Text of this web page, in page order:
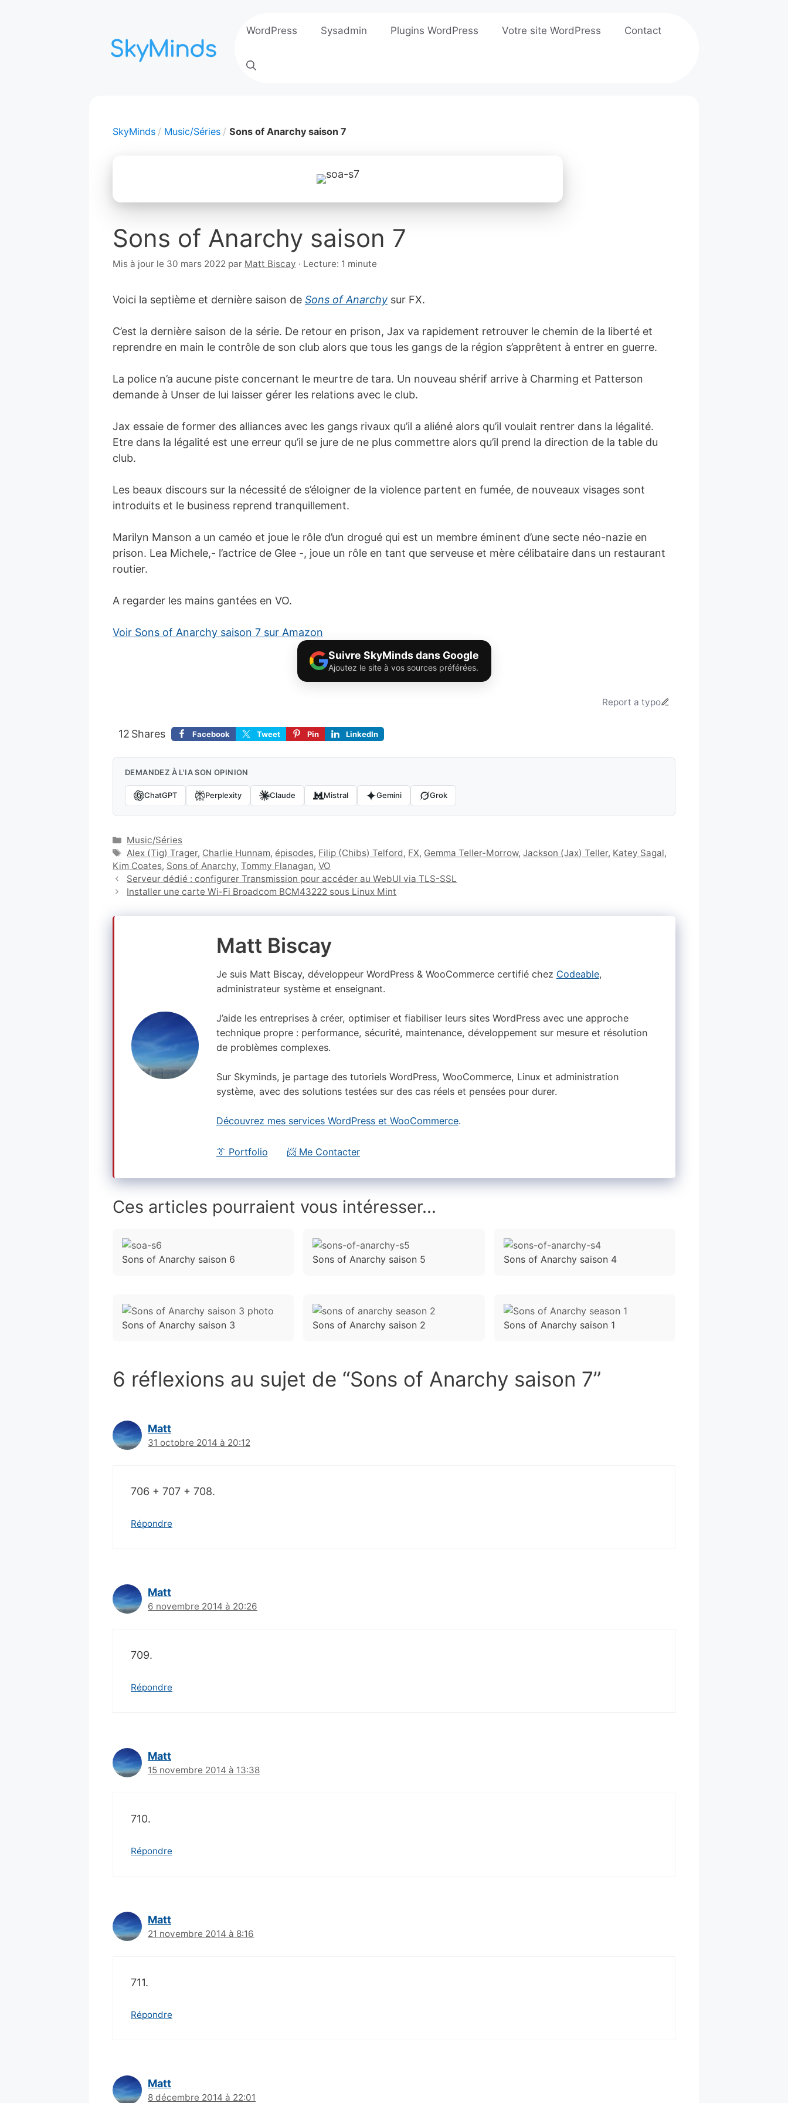
WordPress Sysadmin Plugins WordPress Votre site WordPress Contact
SkyMinds Music/Séries Sons of Anarchy saison 7
Sons of Anarchy saison 7
Mis à jour le 30 mars 2022 14
par Matt Biscay · Lecture: 1 minute
Voici la septième et dernière saison de Sons of Anarchy sur FX.
C’est la dernière saison de la série. De retour en prison, Jax va rapidement retrouver le chemin de la liberté et
reprendre en main le contrôle de son club alors que tous les gangs de la région s’apprêtent à entrer en guerre.
La police n’a aucune piste concernant le meurtre de tara. Un nouveau shérif arrive à Charming et Patterson
demande à Unser de lui laisser gérer les relations avec le club.
Jax essaie de former des alliances avec les gangs rivaux qu’il a aliéné alors qu’il voulait rentrer dans la légalité.
Etre dans la légalité est une erreur qu’il se jure de ne plus commettre alors qu’il prend la direction de la table du
club.
Les beaux discours sur la nécessité de s’éloigner de la violence partent en fumée, de nouveaux visages sont
introduits et le business reprend tranquillement.
Marilyn Manson a un caméo et joue le rôle d’un drogué qui est un membre éminent d’une secte néo-nazie en
prison. Lea Michele,- l’actrice de Glee -, joue un rôle en tant que serveuse et mère célibataire dans un restaurant
routier.
A regarder les mains gantées en VO.
Voir Sons of Anarchy saison 7 sur Amazon
Suivre SkyMinds dans Google
Ajoutez le site à vos sources préférées.
Report a typo
Shares
12 Facebook Tweet Pin LinkedIn
DEMANDEZ À L'IA SON OPINION
ChatGPT Perplexity Claude Mistral Gemini Grok
Catégories
Music/Séries
Étiquettes
Alex (Tig) Trager, Charlie Hunnam,épisodes, Filip (Chibs) Telford, FX, Gemma Teller-Morrow,Jackson (Jax) Teller, Katey Sagal,
Kim Coates, Sons of Anarchy, Tommy Flanagan, VO
Serveur dédié : configurer Transmission pour accéder au WebUI via TLS-SSL
Installer une carte Wi-Fi Broadcom BCM43222 sous Linux Mint
Matt Biscay
Je suis Matt Biscay, développeur WordPress & WooCommerce certifié chez Codeable,
administrateur système et enseignant.
J’aide les entreprises à créer, optimiser et fiabiliser leurs sites WordPress avec une approche
technique propre : performance, sécurité, maintenance, développement sur mesure et résolution
de problèmes complexes.
Sur Skyminds, je partage des tutoriels WordPress, WooCommerce, Linux et administration
système, avec des solutions testées sur des cas réels et pensées pour durer.
Découvrez mes services WordPress et WooCommerce.
👔 Portfolio 📨 Me Contacter
Ces articles pourraient vous intéresser...
Sons of Anarchy saison 6 Sons of Anarchy saison 5 Sons of Anarchy saison 4
Sons of Anarchy saison 3 Sons of Anarchy saison 2 Sons of Anarchy saison 1
6 réflexions au sujet de “Sons of Anarchy saison 7”
Matt
31 octobre 2014 à 20:12
706 + 707 + 708.
Répondre
Matt
6 novembre 2014 à 20:26
709.
Répondre
Matt
15 novembre 2014 à 13:38
710.
Répondre
Matt
21 novembre 2014 à 8:16
711.
Répondre
Matt
8 décembre 2014 à 22:01